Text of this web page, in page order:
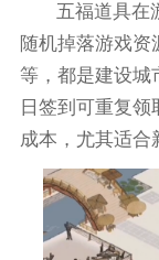
五福道具在
随机掉落游戏资
等，都是建设城
日签到可重复
成本，尤其适合